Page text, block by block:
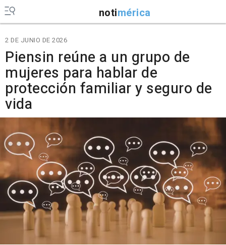
notimérica
2 DE JUNIO DE 2026
Piensin reúne a un grupo de
mujeres para hablar de
protección familiar y seguro de
vida